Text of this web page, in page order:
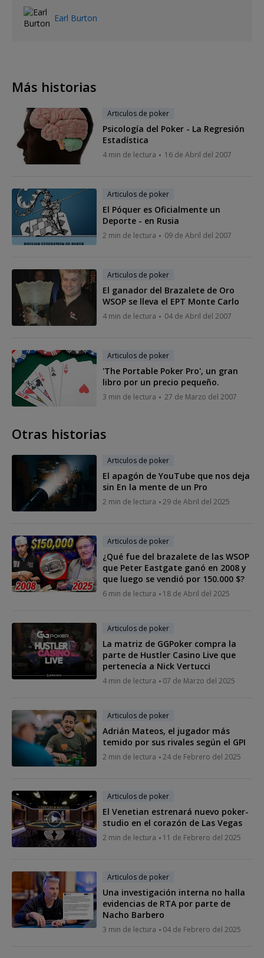
Earl Burton
Más historias
Articulos de poker
Psicología del Poker - La Regresión
Estadística
4 min de lectura 16 de Abril del 2007
Articulos de poker
El Póquer es Oficialmente un
Deporte - en Rusia
2 min de lectura 09 de Abril del 2007
Articulos de poker
El ganador del Brazalete de Oro
WSOP se lleva el EPT Monte Carlo
4 min de lectura 04 de Abril del 2007
Articulos de poker
'The Portable Poker Pro', un gran
libro por un precio pequeño.
3 min de lectura 27 de Marzo del 2007
Otras historias
Articulos de poker
El apagón de YouTube que nos deja
sin En la mente de un Pro
2 min de lectura 29 de Abril del 2025
Articulos de poker
¿Qué fue del brazalete de las WSOP
que Peter Eastgate ganó en 2008 y
que luego se vendió por 150.000 $?
6 min de lectura 18 de Abril del 2025
Articulos de poker
La matriz de GGPoker compra la
parte de Hustler Casino Live que
pertenecía a Nick Vertucci
4 min de lectura 07 de Marzo del 2025
Articulos de poker
Adrián Mateos, el jugador más
temido por sus rivales según el GPI
2 min de lectura 24 de Febrero del 2025
Articulos de poker
El Venetian estrenará nuevo poker-
studio en el corazón de Las Vegas
2 min de lectura 11 de Febrero del 2025
Articulos de poker
Una investigación interna no halla
evidencias de RTA por parte de
Nacho Barbero
3 min de lectura 04 de Febrero del 2025